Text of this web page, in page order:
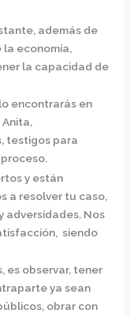
además de
la economía,
la capacidad de
encontrarás en
testigos para
y están
a resolver tu caso,
adversidades. Nos
siendo
es observar, tener
ya sean
obrar con